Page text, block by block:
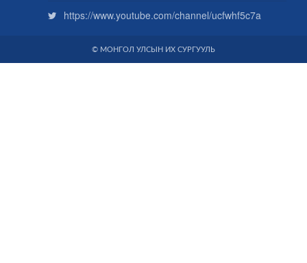
https://www.youtube.com/channel/ucfwhf5c7a
© МОНГОЛ УЛСЫН ИХ СУРГУУЛЬ